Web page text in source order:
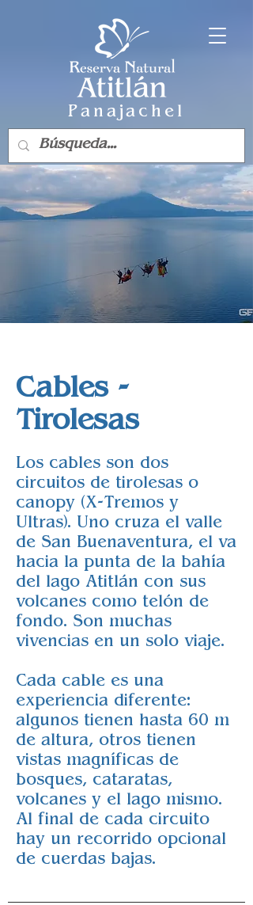
Panajachel
Cables -
Tirolesas
Los cables son dos
circuitos de tirolesas o
canopy (X-Tremos y
Ultras). Uno cruza el valle
de San Buenaventura, el va
hacia la punta de la bahía
del lago Atitlán con sus
volcanes como telón de
fondo. Son muchas
vivencias en un solo viaje.
Cada cable es una
experiencia diferente:
algunos tienen hasta 60 m
de altura, otros tienen
vistas magníficas de
bosques, cataratas,
volcanes y el lago mismo.
Al final de cada circuito
hay un recorrido opcional
de cuerdas bajas.